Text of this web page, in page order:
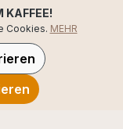
KAFFEE!
Cookies. MEHR